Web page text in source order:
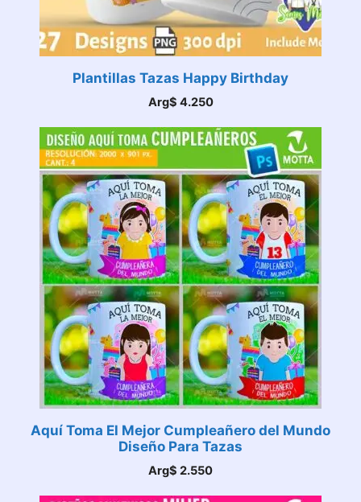
Plantillas Tazas Happy Birthday
Arg$ 4.250
Aquí Toma El Mejor Cumpleañero del Mundo
Diseño Para Tazas
Arg$ 2.550